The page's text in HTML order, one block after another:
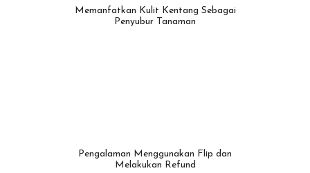
Memanfatkan Kulit Kentang Sebagai
Penyubur Tanaman
Pengalaman Menggunakan Flip dan
Melakukan Refund